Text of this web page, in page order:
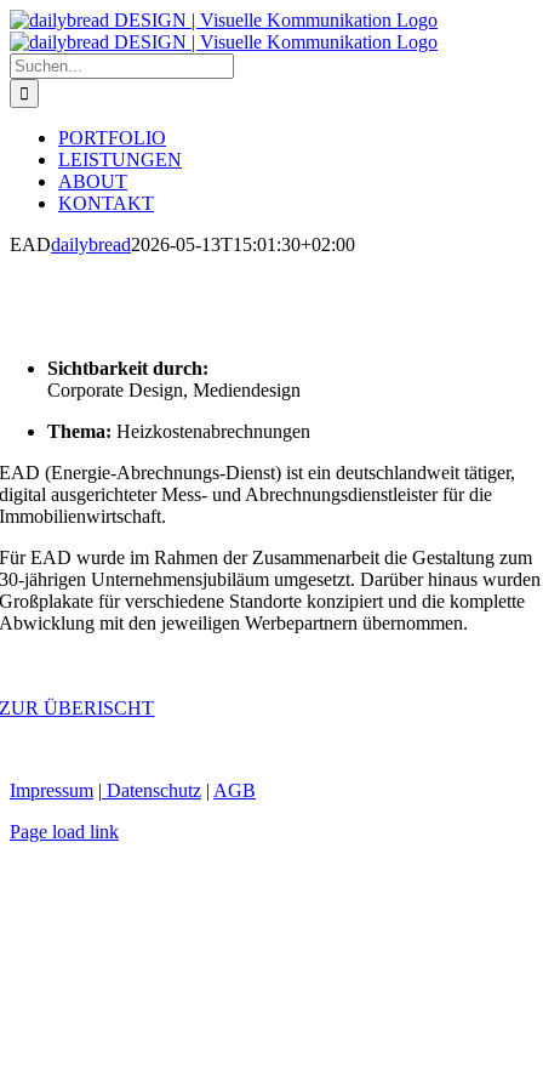
Zum
Inhalt
springen
Suche
nach:
PORTFOLIO
LEISTUNGEN
ABOUT
KONTAKT
EADdailybread2026-05-13T15:01:30+02:00
Sichtbarkeit durch:
Corporate Design, Mediendesign
Thema: Heizkostenabrechnungen
EAD (Energie-Abrechnungs-Dienst) ist ein deutschlandweit tätiger,
digital ausgerichteter Mess- und Abrechnungsdienstleister für die
Immobilienwirtschaft.
Für EAD wurde im Rahmen der Zusammenarbeit die Gestaltung zum
30-jährigen Unternehmensjubiläum umgesetzt. Darüber hinaus wurden
Großplakate für verschiedene Standorte konzipiert und die komplette
Abwicklung mit den jeweiligen Werbepartnern übernommen.
ZUR ÜBERISCHT
Impressum | Datenschutz | AGB
Page load link